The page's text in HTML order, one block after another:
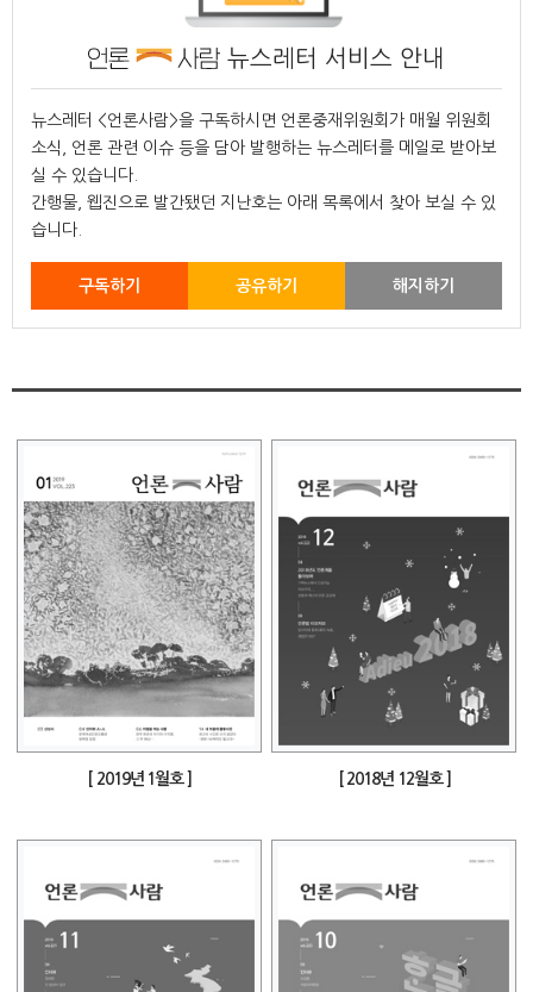
뉴스레터 서비스 안내
뉴스레터 <언론사람>을 구독하시면 언론중재위원회가 매월 위원회
소식, 언론 관련 이슈 등을 담아 발행하는 뉴스레터를 메일로 받아보
실 수 있습니다.
간행물, 웹진으로 발간됐던 지난호는 아래 목록에서 찾아 보실 수 있
습니다.
구독하기 공유하기 해지하기
[ 2019년 1월호 ] [ 2018년 12월호 ]